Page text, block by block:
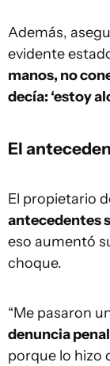
Además,
evidente
manos, no
decía: ‘estoy
El
El propietario
antecedentes
eso aumentó
choque.
“Me pasaron
denuncia
porque lo hizo